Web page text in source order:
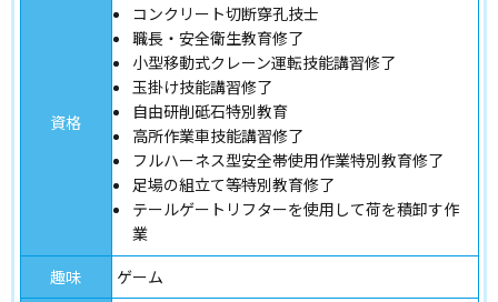
資格
コンクリート切断穿孔技士
職長・安全衛生教育修了
小型移動式クレーン運転技能講習修了
玉掛け技能講習修了
自由研削砥石特別教育
高所作業車技能講習修了
フルハーネス型安全帯使用作業特別教育修了
足場の組立て等特別教育修了
テールゲートリフターを使用して荷を積卸す作
業
趣味
ゲーム